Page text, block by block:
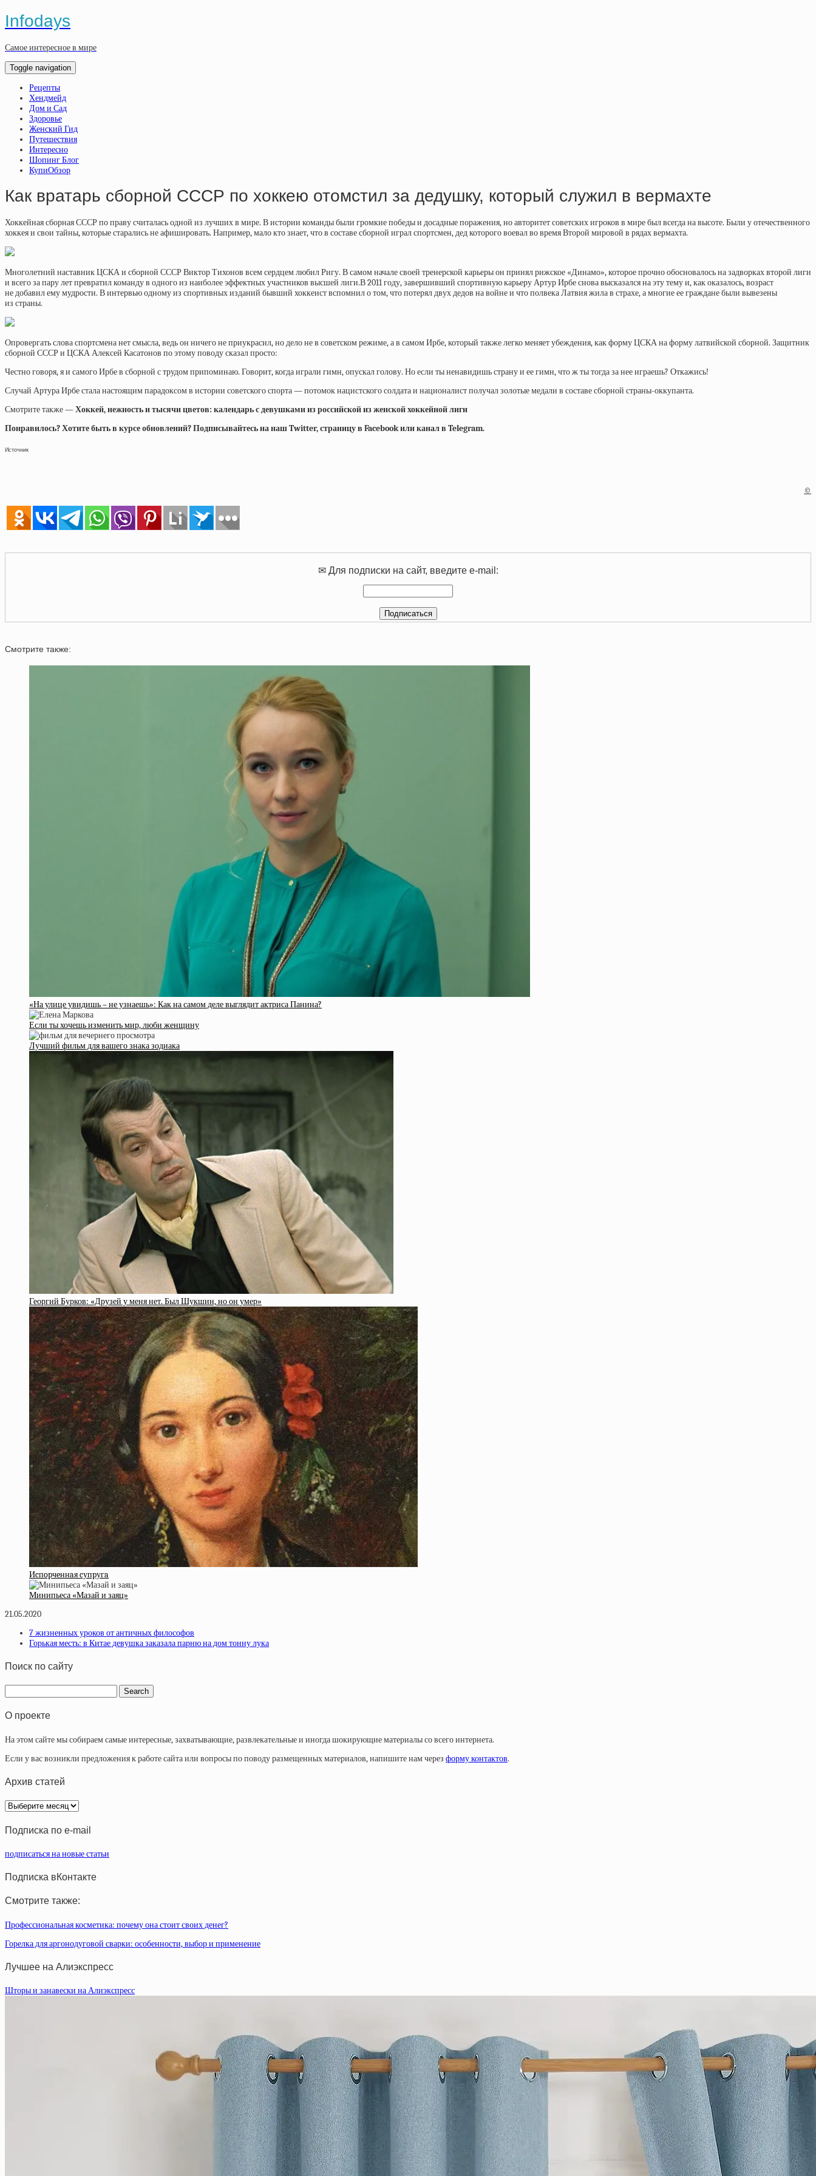
Infodays
Самое интересное в мире
Toggle navigation
Рецепты
Хендмейд
Дом и Сад
Здоровье
Женский Гид
Путешествия
Интересно
Шопинг Блог
КупиОбзор
Как вратарь сборной СССР по хоккею отомстил за дедушку, который служил в вермахте
Хоккейная сборная СССР по праву считалась одной из лучших в мире. В истории команды были громкие победы и досадные поражения, но авторитет советских игроков в мире был всегда на высоте. Были у отечественного
хоккея и свои тайны, которые старались не афишировать. Например, мало кто знает, что в составе сборной играл спортсмен, дед которого воевал во время Второй мировой в рядах вермахта.
Многолетний наставник ЦСКА и сборной СССР Виктор Тихонов всем сердцем любил Ригу. В самом начале своей тренерской карьеры он принял рижское «Динамо», которое прочно обосновалось на задворках второй лиги
и всего за пару лет превратил команду в одного из наиболее эффектных участников высшей лиги.В 2011 году, завершивший спортивную карьеру Артур Ирбе снова высказался на эту тему и, как оказалось, возраст
не добавил ему мудрости. В интервью одному из спортивных изданий бывший хоккеист вспомнил о том, что потерял двух дедов на войне и что полвека Латвия жила в страхе, а многие ее граждане были вывезены
из страны.
Опровергать слова спортсмена нет смысла, ведь он ничего не приукрасил, но дело не в советском режиме, а в самом Ирбе, который также легко меняет убеждения, как форму ЦСКА на форму латвийской сборной. Защитник
сборной СССР и ЦСКА Алексей Касатонов по этому поводу сказал просто:
Честно говоря, я и самого Ирбе в сборной с трудом припоминаю. Говорит, когда играли гимн, опускал голову. Но если ты ненавидишь страну и ее гимн, что ж ты тогда за нее играешь? Откажись!
Случай Артура Ирбе стала настоящим парадоксом в истории советского спорта — потомок нацистского солдата и националист получал золотые медали в составе сборной страны-оккупанта.
Смотрите также —Хоккей, нежность и тысячи цветов: календарь с девушками из российской из женской хоккейной лиги
Понравилось? Хотите быть в курсе обновлений? Подписывайтесь на наш Twitter, страницу в Facebook или канал в Telegram.
Источник
©
✉ Для подписки на сайт, введите e-mail:
Смотрите также:
«На улице увидишь – не узнаешь»: Как на самом деле выглядит актриса Панина?
Если ты хочешь изменить мир, люби женщину
Лучший фильм для вашего знака зодиака
Георгий Бурков: «Друзей у меня нет. Был Шукшин, но он умер»
Иcпopчeннaя cупpугa
Минипьеса «Мазай и заяц»
21.05.2020
7 жизненных уроков от античных философов
Горькая месть: в Китае девушка заказала парню на дом тонну лука
Поиск по сайту
О проекте
На этом сайте мы собираем самые интересные, захватывающие, развлекательные и иногда шокирующие материалы со всего интернета.
Если у вас возникли предложения к работе сайта или вопросы по поводу размещенных материалов, напишите нам через форму контактов.
Архив статей
Архив
статей
Подписка по e-mail
подписаться на новые статьи
Подписка вКонтакте
Смотрите также:
Профессиональная косметика: почему она стоит своих денег?
Горелка для аргонодуговой сварки: особенности, выбор и применение
Лучшее на Алиэкспресс
Шторы и занавески на Алиэкспресс